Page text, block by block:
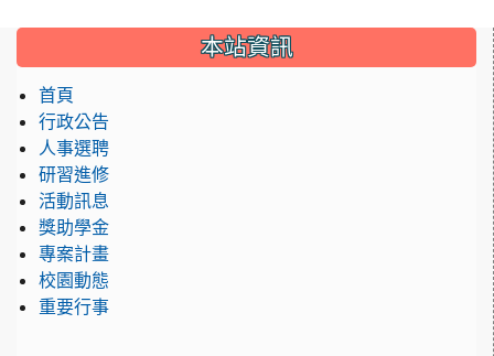
::: 本站資訊
首頁
行政公告
人事選聘
研習進修
活動訊息
獎助學金
專案計畫
校園動態
重要行事